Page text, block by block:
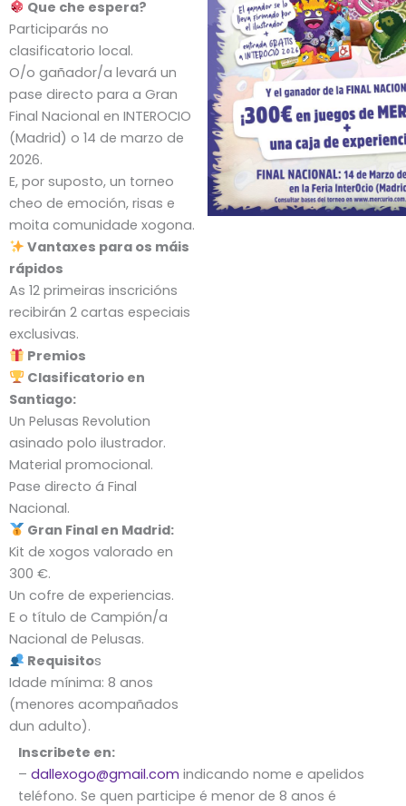
Que che espera?
Participarás no
clasificatorio local.
O/o gañador/a levará un
pase directo para a Gran
Final Nacional en INTEROCIO
(Madrid) o 14 de marzo de
2026.
E, por suposto, un torneo
cheo de emoción, risas e
moita comunidade xogona.
Vantaxes para os máis
rápidos
As 12 primeiras inscricións
recibirán 2 cartas especiais
exclusivas.
Premios
Clasificatorio en
Santiago:
Un Pelusas Revolution
asinado polo ilustrador.
Material promocional.
Pase directo á Final
Nacional.
Gran Final en Madrid:
Kit de xogos valorado en
300 €.
Un cofre de experiencias.
E o título de Campión/a
Nacional de Pelusas.
Requisitos
Idade mínima: 8 anos
(menores acompañados
dun adulto).
Inscribete en:
– dallexogo@gmail.com indicando nome e apelidos
teléfono. Se quen participe é menor de 8 anos é